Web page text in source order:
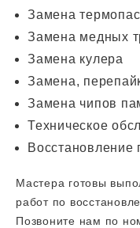
Замена
Замена медных
Замена кулера
Замена,
Замена чипов
Техническое
Восстановление
Мастера готовы
работ по
Позвоните нам по